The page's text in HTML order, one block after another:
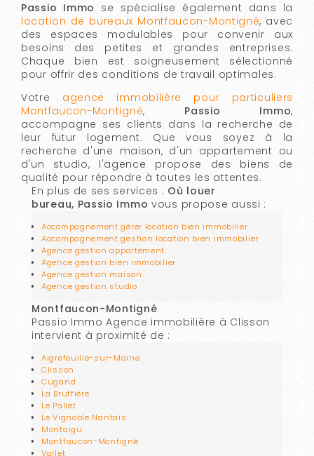
Passio Immo se spécialise également dans la
location de bureaux Montfaucon-Montigné, avec
des espaces modulables pour convenir aux
besoins des petites et grandes entreprises.
Chaque bien est soigneusement sélectionné
pour offrir des conditions de travail optimales.
Votre agence immobilière pour particuliers
Montfaucon-Montigné, Passio Immo,
accompagne ses clients dans la recherche de
leur futur logement. Que vous soyez à la
recherche d'une maison, d'un appartement ou
d'un studio, l'agence propose des biens de
qualité pour répondre à toutes les attentes.
En plus de ses services : Où louer
bureau, Passio Immo vous propose aussi :
Accompagnement gérer location bien immobilier
Accompagnement gestion location bien immobilier
Agence gestion appartement
Agence gestion bien immobilier
Agence gestion maison
Agence gestion studio
Montfaucon-Montigné
Passio Immo Agence immobilière à Clisson
intervient à proximité de :
Aigrefeuille-sur-Maine
Clisson
Cugand
La Bruffière
Le Pallet
Le Vignoble Nantais
Montaigu
Montfaucon-Montigné
Vallet